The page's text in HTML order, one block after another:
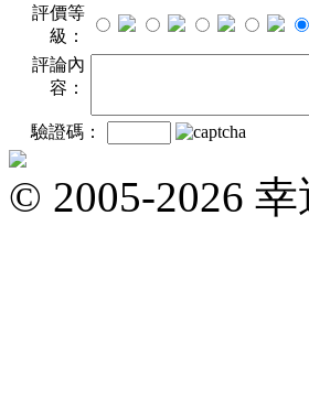
評價等
級：
評論內
容：
驗證碼：
© 2005-2026